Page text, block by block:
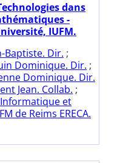
dans
-
IUFM.
Baptiste. Dir. ;
Dominique. Dir. ;
Dominique. Dir.
Jean. Collab. ;
et
de Reims ERECA.